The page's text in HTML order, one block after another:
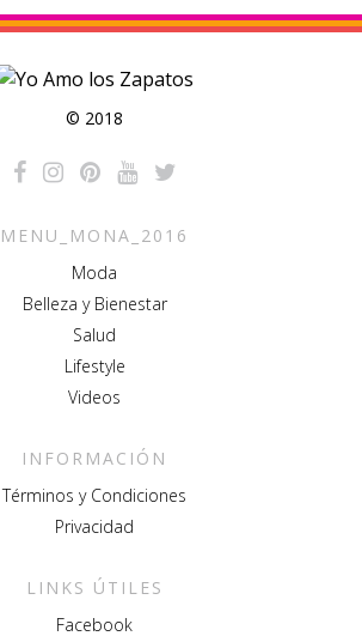
© 2018
MENU_MONA_2016
Moda
Belleza y Bienestar
Salud
Lifestyle
Videos
INFORMACIÓN
Términos y Condiciones
Privacidad
LINKS ÚTILES
Facebook